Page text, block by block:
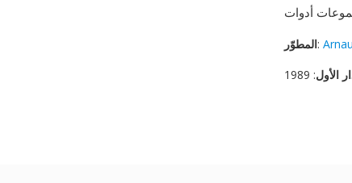
المطوّر:
الأول: 1989